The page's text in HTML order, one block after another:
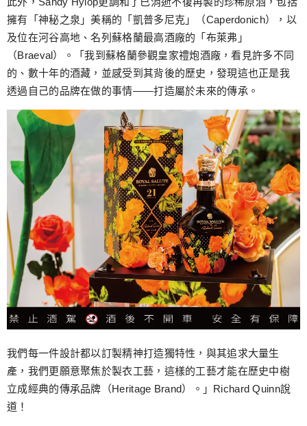
擁有「神秘之泉」美稱的「凱普多尼克」（Caperdonich），以
及位在河谷高地、名列蘇格蘭最高酒廠的「布萊弗」
（Braeval）。「我到蘇格蘭參觀皇家禮炮酒廠，看見許多不同
的、數十年的酒藏，並感受到其背後的歷史，發現這也正是我
透過自己的品牌在做的事情——打造屬於未來的傳承。
我們每一件設計都以訂製精神打造獨特性，與其追求大量生
產，我們更願意聚焦於製衣工藝，這樣的工藝才能在歷史中樹
立成經典的傳承品牌（Heritage Brand）。」Richard Quinn說
道！